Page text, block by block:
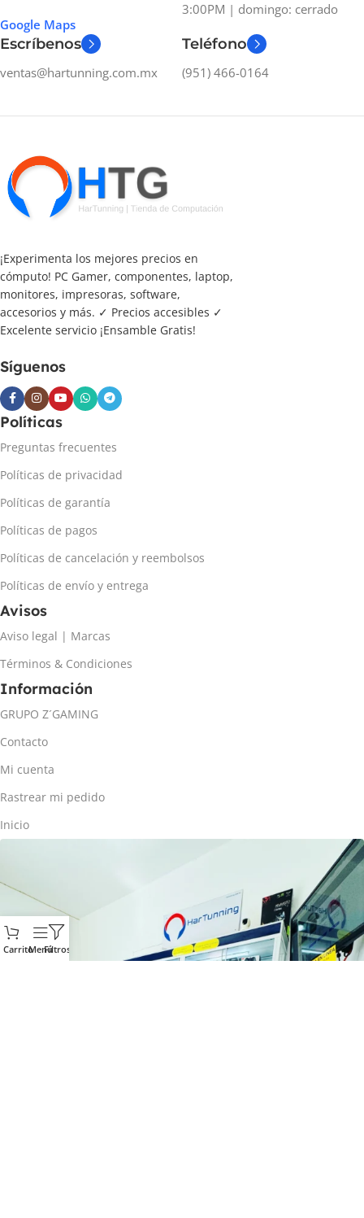
Google Maps
3:00PM | domingo: cerrado
Escríbenos
ventas@hartunning.com.mx
Teléfono
(951) 466-0164
¡Experimenta los mejores precios en
cómputo! PC Gamer, componentes, laptop,
monitores, impresoras, software,
accesorios y más. ✓ Precios accesibles ✓
Excelente servicio ¡Ensamble Gratis!
Síguenos
Políticas
Preguntas frecuentes
Políticas de privacidad
Políticas de garantía
Políticas de pagos
Políticas de cancelación y reembolsos
Políticas de envío y entrega
Avisos
Aviso legal | Marcas
Términos & Condiciones
Información
GRUPO Z´GAMING
Contacto
Mi cuenta
Rastrear mi pedido
Inicio
CarritoMenúFiltros